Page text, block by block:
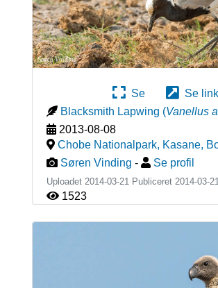
Se
Se
Blacksmith Lapwing (Vanellus
2013-08-08
Chobe Nationalpark, Kasane,
Søren Vinding - Se profil
Uploadet 2014-03-21 Publiceret 2014-03-21
1523